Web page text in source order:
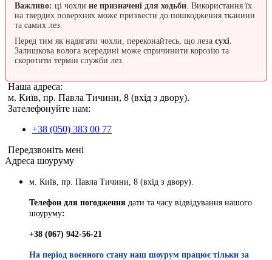
Важливо: ці чохли не призначені для ходьби . Використання їх
на твердих поверхнях може призвести до пошкодження тканини
та самих лез.
Перед тим як надягати чохли, переконайтесь, що леза сухі
Залишкова волога всередині може спричинити корозію та
скоротити термін служби лез.
Наша адреса:
м. Київ, пр. Павла Тичини, 8 (вхід з двору).
Зателефонуйте нам:
+38 (050) 383 00 77
Передзвоніть мені
Адреса шоуруму
м. Київ, пр. Павла Тичини, 8 (вхід з двору).
Телефон для погодження дати та часу відвідування нашого
шоуруму:
+38 (067) 942-56-21
На період воєнного стану наш шоурум працює тільки за